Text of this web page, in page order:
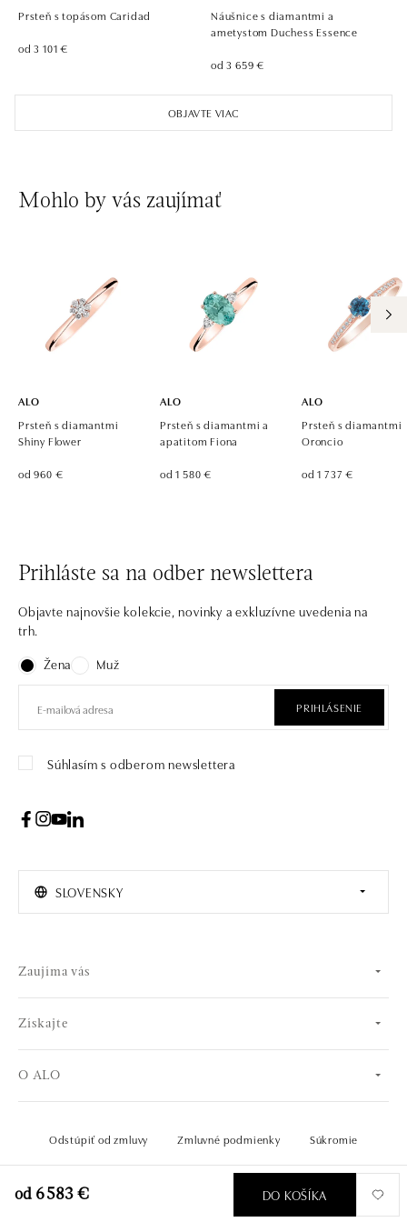
od 6 583 € DO KOŠÍKA
dnes otvorené od 09:00
Pařížská 1076/7, 110 00 Praha 1
ALO diamonds Westfield Černý most, Praha 9
Chlumecká 765/6, 198 19 Praha 9
ALO diamonds, Westfield, Praha 4 - Chodov
Roztylská 2321/19, 148 00 Praha 4 - Chodov
tel.: +420 773 585 559, +420 730 802 800
OBJAVTE VIAC
Prsteň s topásom Caridad
od 3 101 €
Náušnice s diamantmi a
ametystom Duchess Essence
od 3 659 €
Mohlo by vás zaujímať
ALO
Prsteň s diamantmi
Shiny Flower
od 960 €
ALO
Prsteň s diamantmi a
apatitom Fiona
od 1 580 €
ALO
Prsteň s diamantmi
Oroncio
od 1 737 €
Prihláste sa na odber newslettera
Objavte najnovšie kolekcie, novinky a exkluzívne uvedenia na
trh.
Žena
Muž
PRIHLÁSENIE
Súhlasím s odberom newslettera
SLOVENSKY
Zaujíma vás
Získajte
O ALO
© 2026 OLA online s.r.o.. Všetky práva vyhradené..
Odstúpiť od zmluvy Zmluvné podmienky Súkromie